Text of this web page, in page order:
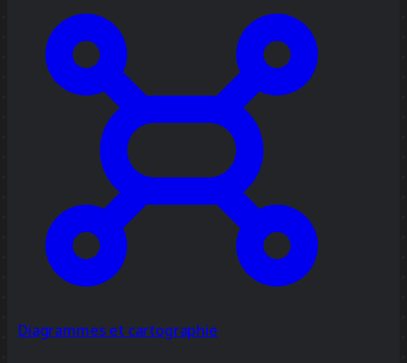
Diagrammes et cartographie